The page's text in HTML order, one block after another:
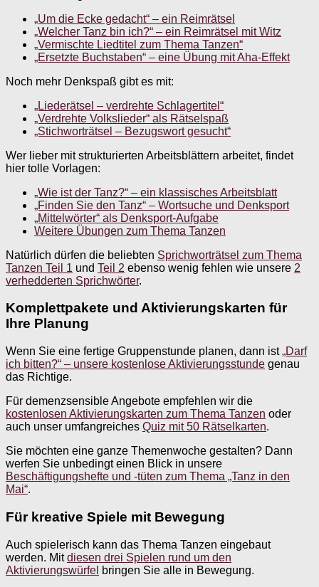
„Um die Ecke gedacht“ – ein Reimrätsel
„Welcher Tanz bin ich?“ – ein Reimrätsel mit Witz
„Vermischte Liedtitel zum Thema Tanzen“
„Ersetzte Buchstaben“ – eine Übung mit Aha-Effekt
Noch mehr Denkspaß gibt es mit:
„Liederätsel – verdrehte Schlagertitel“
„Verdrehte Volkslieder“ als Rätselspaß
„Stichworträtsel – Bezugswort gesucht“
Wer lieber mit strukturierten Arbeitsblättern arbeitet, findet
hier tolle Vorlagen:
„Wie ist der Tanz?“ – ein klassisches Arbeitsblatt
„Finden Sie den Tanz“ – Wortsuche und Denksport
„Mittelwörter“ als Denksport-Aufgabe
Weitere Übungen zum Thema Tanzen
Natürlich dürfen die beliebten Sprichworträtsel zum Thema
Tanzen Teil 1 und Teil 2 ebenso wenig fehlen wie unsere 2
verhedderten Sprichwörter.
Komplettpakete und Aktivierungskarten für
Ihre Planung
Wenn Sie eine fertige Gruppenstunde planen, dann ist„Darf
ich bitten?“ – unsere kostenlose Aktivierungsstunde genau
das Richtige.
Für demenzsensible Angebote empfehlen wir die
kostenlosen Aktivierungskarten zum Thema Tanzen oder
auch unser umfangreiches Quiz mit 50 Rätselkarten.
Sie möchten eine ganze Themenwoche gestalten? Dann
werfen Sie unbedingt einen Blick in unsere
Beschäftigungshefte und -tüten zum Thema „Tanz in den
Mai“.
Für kreative Spiele mit Bewegung
Auch spielerisch kann das Thema Tanzen eingebaut
werden. Mitdiesen drei Spielen rund um den
Aktivierungswürfel bringen Sie alle in Bewegung.